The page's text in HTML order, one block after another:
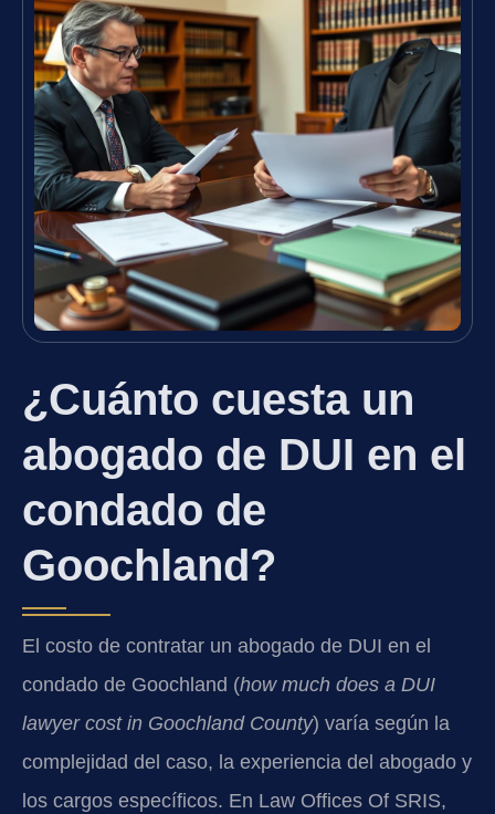
¿Cuánto cuesta un
abogado de DUI en el
condado de
Goochland?
El costo de contratar un abogado de DUI en el
condado de Goochland (how much does a DUI
lawyer cost in Goochland County) varía según la
complejidad del caso, la experiencia del abogado y
los cargos específicos. En Law Offices Of SRIS,